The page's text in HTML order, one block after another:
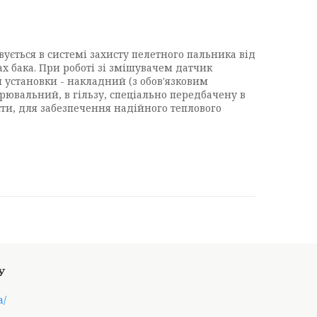
в системі захисту пелетного пальника від
бака. При роботі зі змішувачем датчик
установки - накладний (з обов'язковим
в гільзу, спеціально передбачену в
для забезпечення надійного теплового